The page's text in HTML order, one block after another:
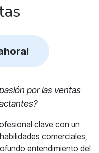
por las ventas
clave con un
comerciales,
entendimiento del